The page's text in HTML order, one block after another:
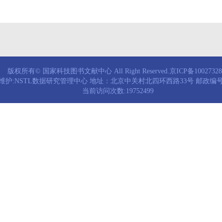
版权所有© 国家科技图书文献中心 All Right Reserved.京ICP备
护:NSTL数据研究管理中心 地址：北京中关村北四环西路33号 邮政编
当前访问次数:19752499